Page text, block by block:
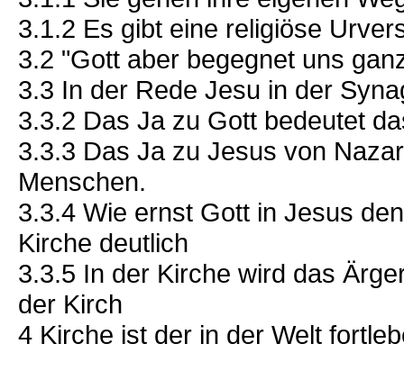
3.1.2 Es gibt eine religiöse
3.2 "Gott aber begegnet uns
3.3 In der Rede Jesu in der
3.3.2 Das Ja zu Gott bedeutet
3.3.3 Das Ja zu Jesus von
Menschen.
3.3.4 Wie ernst Gott in Jesus
Kirche deutlich
3.3.5 In der Kirche wird das
der Kirch
4 Kirche ist der in der Welt